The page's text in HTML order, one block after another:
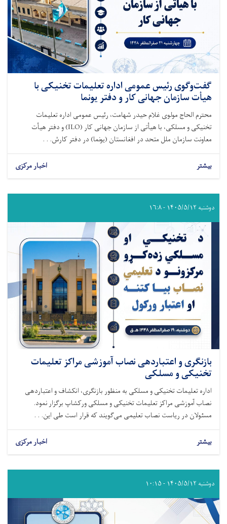
گفت‌وگوی رئیس عمومی اداره تعلیمات تخنیکی با
هیأت سازمان جهانی کار و دفتر یونما
محترم الحاج مولوی غلام حیدر شهامت، رئیس عمومی اداره تعلیمات
تخنیکی و مسلکی، با هیأتی از سازمان جهانی کار (ILO) و دفتر هیأت
معاونت سازمان ملل متحد در افغانستان (یونما) در دفتر کارش. . .
بیشتر اخبار مرکزی
دوشنبه ۱۴۰۵/۵/۱۲ - ۱۶:۸
بازنگری و اعتباردهی نصاب آموزشی مراکز تعلیمات
تخنیکی و مسلکی
اداره تعلیمات تخنیکی و مسلکی به منظور بازنگری، انکشاف و اعتباردهی
نصاب آموزشی مراکز تعلیمات تخنیکی و مسلکی ورکشاپ برگزار نمود.
مسئولان در ریاست نصاب تعلیمی می‌گویند که قرار است طی این. . .
بیشتر اخبار مرکزی
دوشنبه ۱۴۰۵/۵/۱۲ - ۱۰:۱۵